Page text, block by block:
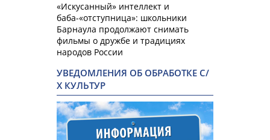
«Искусанный» интеллект и
баба-«отступница»: школьники
Барнаула продолжают снимать
фильмы о дружбе и традициях
народов России
УВЕДОМЛЕНИЯ ОБ ОБРАБОТКЕ С/
Х КУЛЬТУР